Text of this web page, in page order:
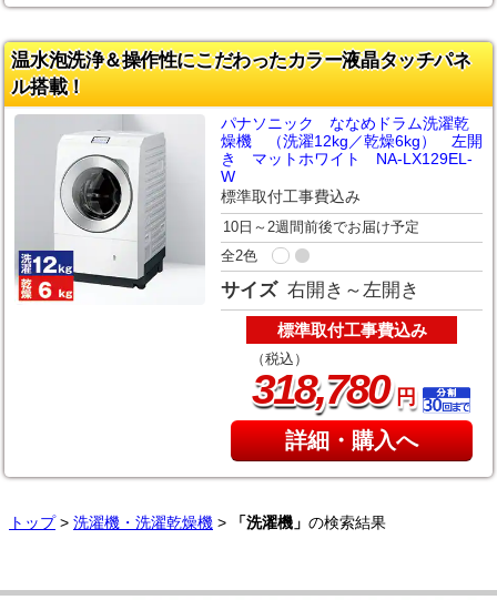
温水泡洗浄＆操作性にこだわったカラー液晶タッチパネ
ル搭載！
パナソニック ななめドラム洗濯乾
燥機 （洗濯12kg／乾燥6kg） 左開
き マットホワイト NA-LX129EL-
W
標準取付工事費込み
10日～2週間前後でお届け予定
全2色
サイズ 右開き～左開き
標準取付工事費込み
（税込）
318,780円
詳細・購入へ
トップ> 洗濯機・洗濯乾燥機 > 「洗濯機」 の検索結果